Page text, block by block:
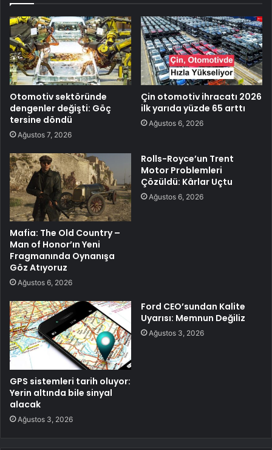
Otomotiv sektöründe
dengenler değişti: Göç
tersine döndü
Ağustos 7, 2026
Çin otomotiv ihracatı 2026
ilk yarıda yüzde 65 arttı
Ağustos 6, 2026
Mafia: The Old Country –
Man of Honor’ın Yeni
Fragmanında Oynanışa
Göz Atıyoruz
Ağustos 6, 2026
Rolls-Royce’un Trent
Motor Problemleri
Çözüldü: Kârlar Uçtu
Ağustos 6, 2026
GPS sistemleri tarih oluyor:
Yerin altında bile sinyal
alacak
Ağustos 3, 2026
Ford CEO’sundan Kalite
Uyarısı: Memnun Değiliz
Ağustos 3, 2026